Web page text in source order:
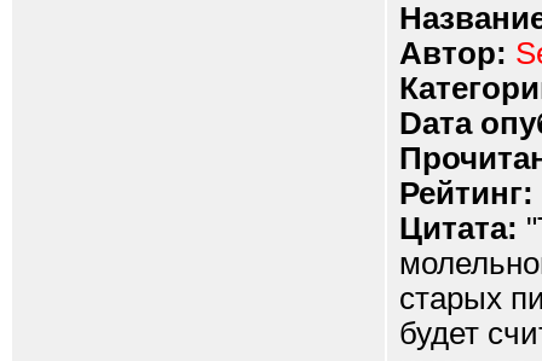
Автор:
Dата
Рейтинг:
Цитата:
старых
будет